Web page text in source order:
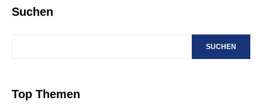
Suchen
SUCHEN
Top Themen